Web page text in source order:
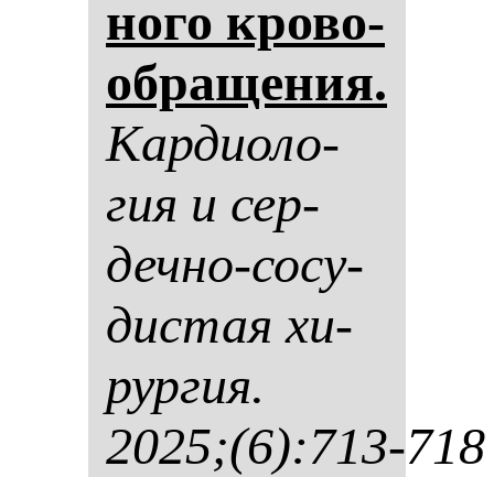
но­го кро­во­
об­ра­ще­ния.
Кар­ди­оло­
гия и сер­
деч­но-со­су­
дис­тая хи­
рур­гия.
2025;(6):713-718